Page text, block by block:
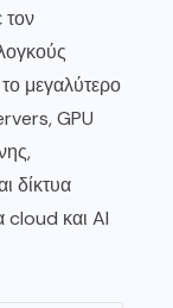
τον
μεγαλύτερο
GPU
δίκτυα
cloud και AI